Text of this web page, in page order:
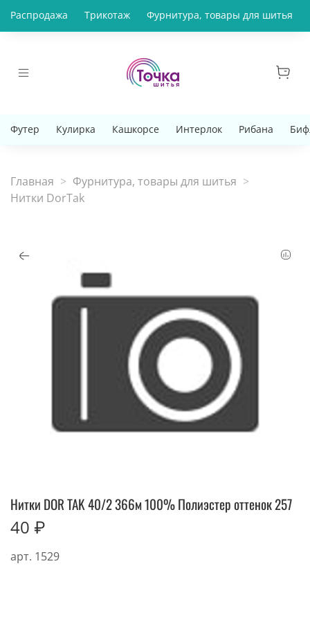
Распродажа Трикотаж Фурнитура, товары для шитья
Футер Кулирка Кашкорсе Интерлок Рибана
Главная
Фурнитура, товары для шитья
Нитки DorTak
арт. 1529
Нитки DOR TAK 40/2 366м 100% Полиэстер оттенок 257
40 ₽